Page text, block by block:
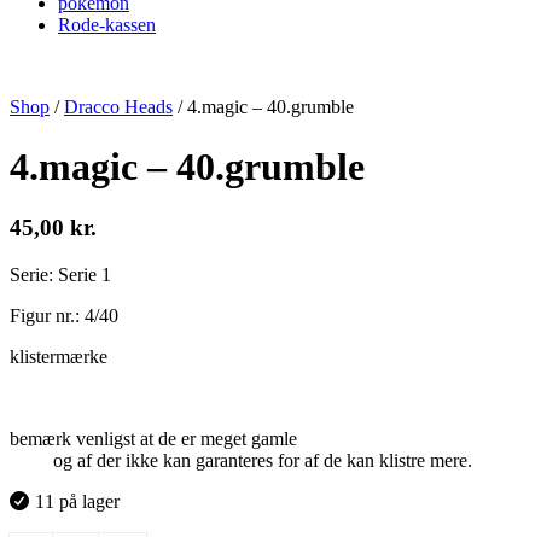
Rode-kassen
Shop /Dracco Heads /4.magic – 40.grumble
4.magic – 40.grumble
45,00 kr.
Serie: Serie 1
Figur nr.: 4/40
klistermærke
bemærk venligst at de er meget gamle
og af der ikke kan garanteres for af de kan klistre mere.
11 på lager